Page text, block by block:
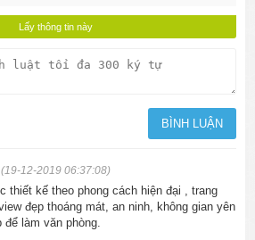
(19-12-2019 06:37:08)
thiết kế theo phong cách hiện đại , trang
đẹp thoáng mát, an ninh, không gian yên
làm văn phòng.